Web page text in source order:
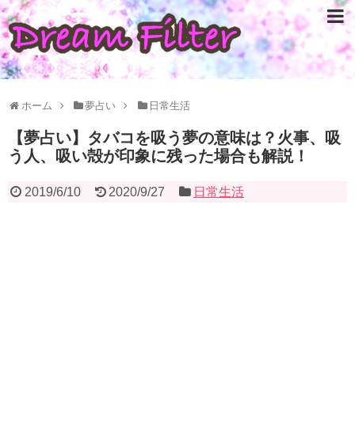
ホーム 夢占い 日常生活
【夢占い】タバコを吸う夢の意味は？火事、吸
う人、吸い殻が印象に残った場合も解説！
2019/6/10 2020/9/27 日常生活